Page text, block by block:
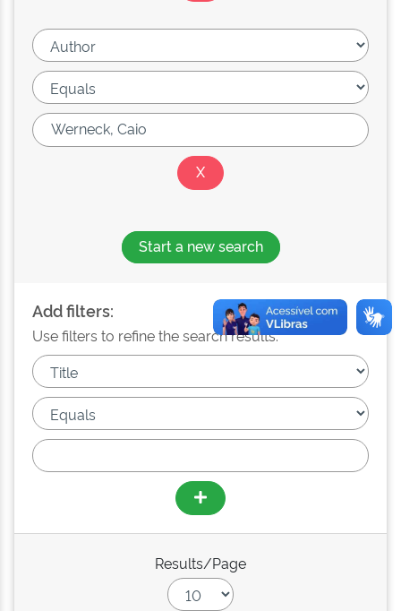
Start a new search
Add filters:
Use filters to refine the search results.
Results/Page